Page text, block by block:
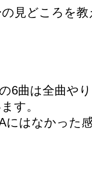
見どころを教
6曲は全曲や
す。
にはなかった